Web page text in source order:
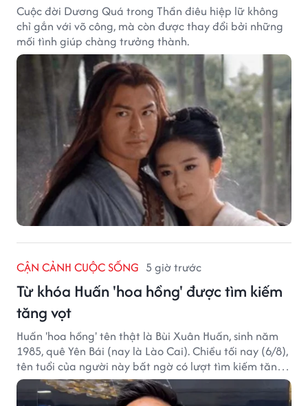
Cuộc đời Dương Quá trong Thần điêu hiệp lữ không
chỉ gắn với võ công, mà còn được thay đổi bởi những
mối tình giúp chàng trưởng thành.
CẬN CẢNH CUỘC SỐNG 5 giờ trước
Từ khóa Huấn 'hoa hồng' được tìm kiếm
tăng vọt
Huấn 'hoa hồng' tên thật là Bùi Xuân Huấn, sinh năm
1985, quê Yên Bái (nay là Lào Cai). Chiều tối nay (6/8),
tên tuổi của người này bất ngờ có lượt tìm kiếm tăng
vọt.